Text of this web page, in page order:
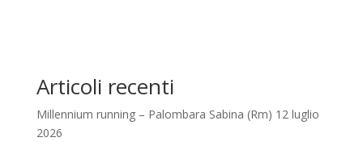
Articoli recenti
Millennium running – Palombara Sabina (Rm) 12 luglio
2026